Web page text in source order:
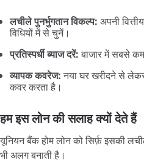
लचीले पुनर्भुगतान विकल्प: अपनी
विधियों में से चुनें।
प्रतिस्पर्धी ब्याज दरें: बाजार में सबसे
व्यापक कवरेज: नया घर खरीदने से
कवर करता है।
हम इस लोन की सलाह क्यों देते हैं
यूनियन बैंक होम लोन को सिर्फ़ इसकी
भी अलग बनाती है।